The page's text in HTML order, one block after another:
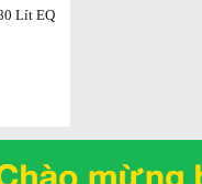
lítđược phân chia làm
khoa học.
Lít EQ